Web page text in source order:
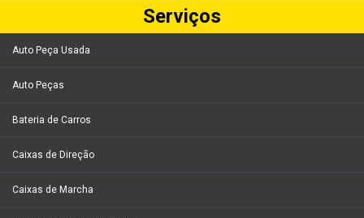
Serviços
Auto Peça Usada
Auto Peças
Bateria de Carros
Caixas de Direção
Caixas de Marcha